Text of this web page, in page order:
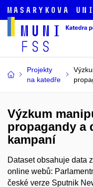
Projekty
na katedře
Výzkum
propagandy a
kampaní
Dataset obsahuje data
online webů:
české verze Sputnik